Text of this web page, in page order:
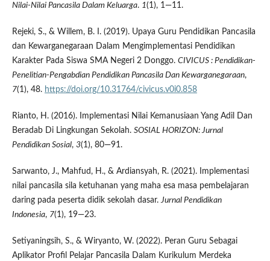
Nilai-Nilai Pancasila Dalam Keluarga. 1(1), 1—11.
Rejeki, S., & Willem, B. I. (2019). Upaya Guru Pendidikan Pancasila
dan Kewarganegaraan Dalam Mengimplementasi Pendidikan
Karakter Pada Siswa SMA Negeri 2 Donggo. CIVICUS : Pendidikan-
Penelitian-Pengabdian Pendidikan Pancasila Dan Kewarganegaraan,
7(1), 48. https://doi.org/10.31764/civicus.v0i0.858
Rianto, H. (2016). Implementasi Nilai Kemanusiaan Yang Adil Dan
Beradab Di Lingkungan Sekolah. SOSIAL HORIZON: Jurnal
Pendidikan Sosial, 3(1), 80—91.
Sarwanto, J., Mahfud, H., & Ardiansyah, R. (2021). Implementasi
nilai pancasila sila ketuhanan yang maha esa masa pembelajaran
daring pada peserta didik sekolah dasar.Jurnal Pendidikan
Indonesia, 7(1), 19—23.
Setiyaningsih, S., & Wiryanto, W. (2022). Peran Guru Sebagai
Aplikator Profil Pelajar Pancasila Dalam Kurikulum Merdeka